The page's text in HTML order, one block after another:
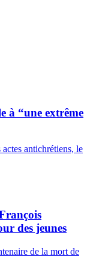
à “une extrême
antichrétiens, le
des jeunes
de la mort de